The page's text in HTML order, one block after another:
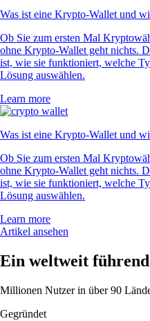
Was ist eine Krypto-Wallet und
Ob Sie zum ersten Mal
ohne Krypto-Wallet geht nichts.
ist, wie sie funktioniert, welche
Lösung auswählen.
Learn more
Was ist eine Krypto-Wallet und
Ob Sie zum ersten Mal
ohne Krypto-Wallet geht nichts.
ist, wie sie funktioniert, welche
Lösung auswählen.
Learn more
Artikel ansehen
Ein weltweit
Millionen Nutzer in über 90
Gegründet